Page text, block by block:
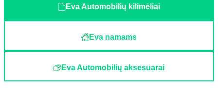
Eva Automobilių kilimėliai
Eva namams
Eva Automobilių aksesuarai